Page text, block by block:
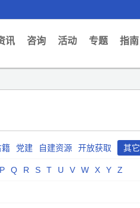
讯 咨询 活动 专题 指南
籍 党建 自建资源 开放获取 其它
P Q R S T U V W X Y Z